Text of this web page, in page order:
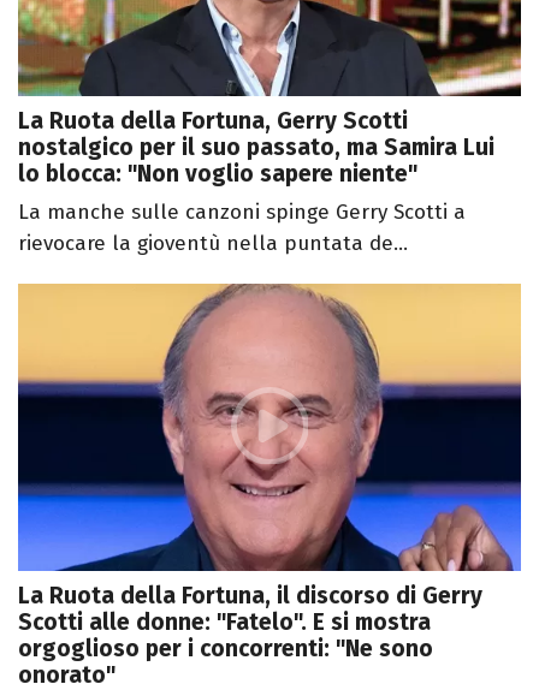
La Ruota della Fortuna, Gerry Scotti
nostalgico per il suo passato, ma Samira Lui
lo blocca: "Non voglio sapere niente"
La manche sulle canzoni spinge Gerry Scotti a
rievocare la gioventù nella puntata de...
La Ruota della Fortuna, il discorso di Gerry
Scotti alle donne: "Fatelo". E si mostra
orgoglioso per i concorrenti: "Ne sono
onorato"